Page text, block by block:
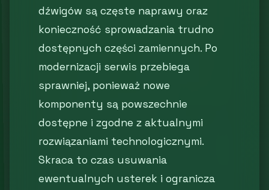
dźwigów są częste naprawy oraz
konieczność sprowadzania trudno
dostępnych części zamiennych. Po
modernizacji serwis przebiega
sprawniej, ponieważ nowe
komponenty są powszechnie
dostępne i zgodne z aktualnymi
rozwiązaniami technologicznymi.
Skraca to czas usuwania
ewentualnych usterek i ogranicza